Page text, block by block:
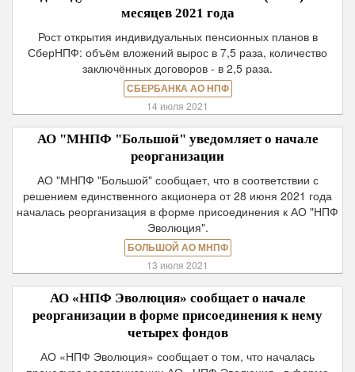
месяцев 2021 года
Рост открытия индивидуальных пенсионных планов в
СберНПФ: объём вложений вырос в 7,5 раза, количество
заключённых договоров - в 2,5 раза.
СБЕРБАНКА АО НПФ
14 июля 2021
АО "МНПФ "Большой" уведомляет о начале
реорганизации
АО "МНПФ "Большой" сообщает, что в соответствии с
решением единственного акционера от 28 июня 2021 года
началась реорганизация в форме присоединения к АО "НПФ
Эволюция".
БОЛЬШОЙ АО МНПФ
13 июля 2021
АО «НПФ Эволюция» сообщает о начале
реорганизации в форме присоединения к нему
четырех фондов
АО «НПФ Эволюция» сообщает о том, что началась